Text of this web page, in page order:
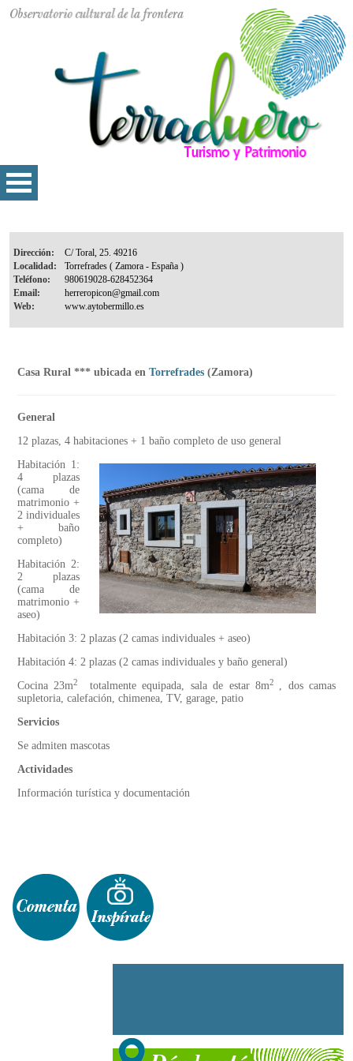
Dirección:
Localidad:
Teléfono:
Email:
Web:
Casa Rural *** ubicada en Torrefrades (Zamora)
General
12 plazas, 4 habitaciones + 1 baño completo de uso general
Habitación 1:
4 plazas
(cama de
matrimonio +
2 individuales
+ baño
completo)
Habitación 2:
2 plazas
(cama de
matrimonio +
aseo)
Habitación 3: 2 plazas (2 camas individuales + aseo)
Habitación 4: 2 plazas (2 camas individuales y baño general)
Cocina 23m2 totalmente equipada, sala de estar 8m2 , dos camas
supletoria, calefación, chimenea, TV, garage, patio
Servicios
Se admiten mascotas
Actividades
Información turística y documentación